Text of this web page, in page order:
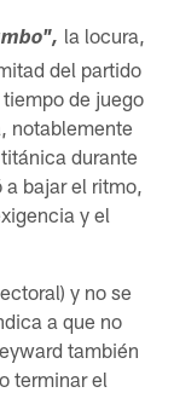
la locura,
del partido
de juego
notablemente
durante
bajar el ritmo,
y el
y no se
a que no
también
terminar el